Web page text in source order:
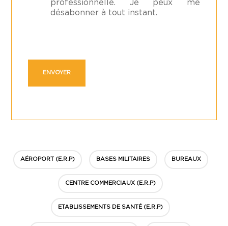
professionnelle. Je peux me
désabonner à tout instant.
AÉROPORT (E.R.P) BASES MILITAIRES BUREAUX
CENTRE COMMERCIAUX (E.R.P)
ETABLISSEMENTS DE SANTÉ (E.R.P)